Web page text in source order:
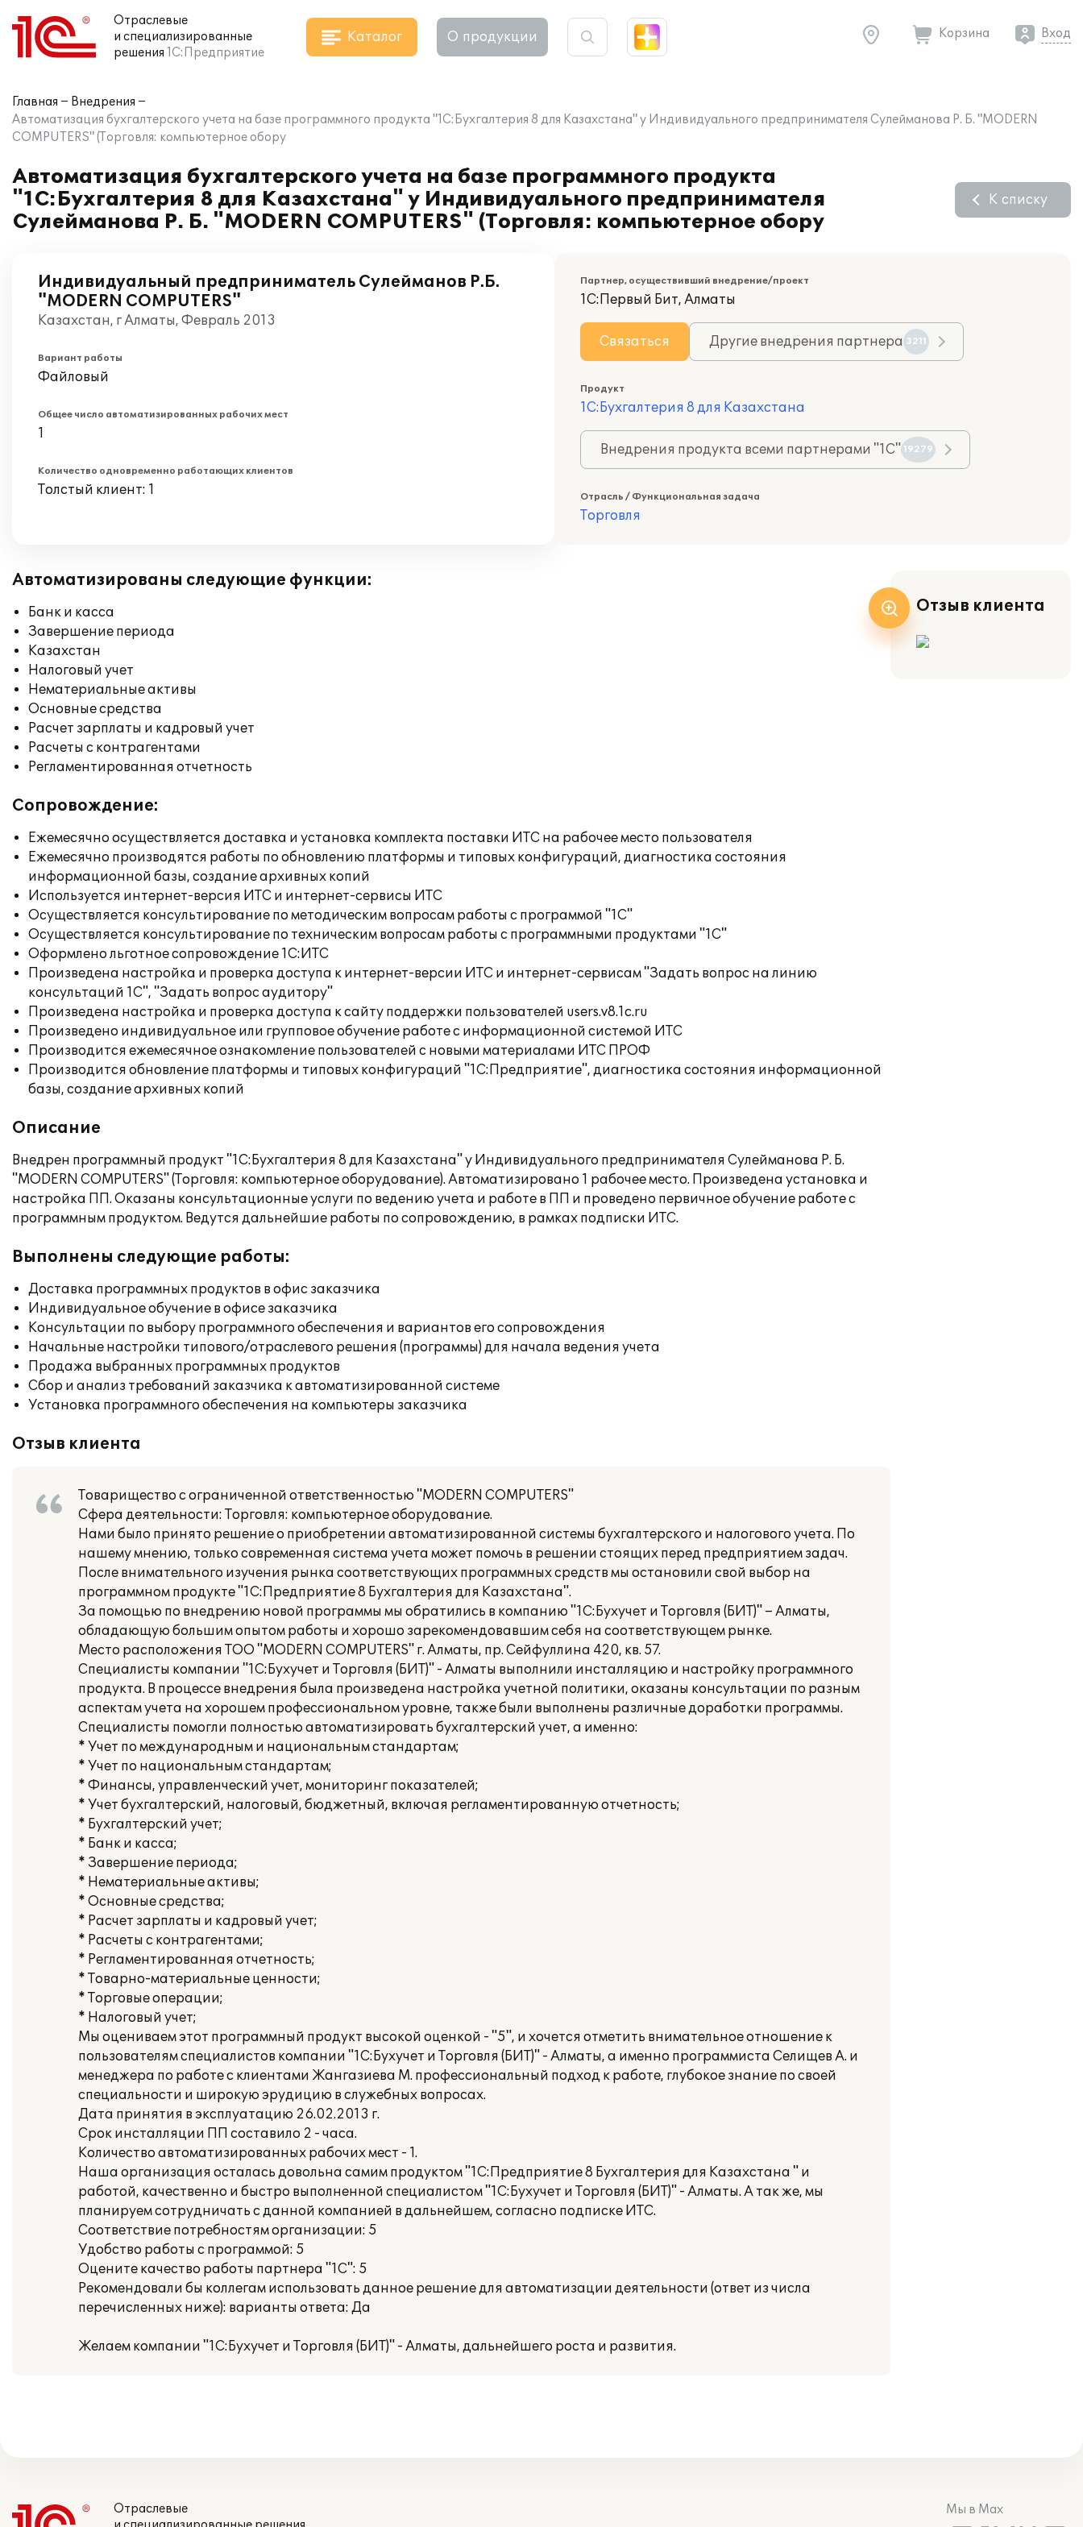
Отраслевые
и специализированные
решения 1С:Предприятие
Каталог О продукции Корзина Вход
Главная
Внедрения
Автоматизация бухгалтерского учета на базе программного продукта "1С:Бухгалтерия 8 для Казахстана" у Индивидуального предпринимателя Сулейманова Р. Б. "MODERN
COMPUTERS" (Торговля: компьютерное обору
Автоматизация бухгалтерского учета на базе программного продукта
"1С:Бухгалтерия 8 для Казахстана" у Индивидуального предпринимателя
Сулейманова Р. Б. "MODERN COMPUTERS" (Торговля: компьютерное обору
К списку
Индивидуальный предприниматель Сулейманов Р.Б.
"MODERN COMPUTERS"
Казахстан, г Алматы, Февраль 2013
Вариант работы
Файловый
Общее число автоматизированных рабочих мест
1
Количество одновременно работающих клиентов
Толстый клиент: 1
Партнер, осуществивший внедрение/проект
1С:Первый Бит, Алматы
Связаться Другие внедрения партнера 3211
Продукт
1С:Бухгалтерия 8 для Казахстана
Внедрения продукта всеми партнерами "1С" 19279
Отрасль / Функциональная задача
Торговля
Автоматизированы следующие функции:
Банк и касса
Завершение периода
Казахстан
Налоговый учет
Нематериальные активы
Основные средства
Расчет зарплаты и кадровый учет
Расчеты с контрагентами
Регламентированная отчетность
Сопровождение:
Ежемесячно осуществляется доставка и установка комплекта поставки ИТС на рабочее место пользователя
Ежемесячно производятся работы по обновлению платформы и типовых конфигураций, диагностика состояния
информационной базы, создание архивных копий
Используется интернет-версия ИТС и интернет-сервисы ИТС
Осуществляется консультирование по методическим вопросам работы с программой "1С"
Осуществляется консультирование по техническим вопросам работы с программными продуктами "1С"
Оформлено льготное сопровождение 1С:ИТС
Произведена настройка и проверка доступа к интернет-версии ИТС и интернет-сервисам "Задать вопрос на линию
консультаций 1С", "Задать вопрос аудитору"
Произведена настройка и проверка доступа к сайту поддержки пользователей users.v8.1c.ru
Произведено индивидуальное или групповое обучение работе с информационной системой ИТС
Производится ежемесячное ознакомление пользователей с новыми материалами ИТС ПРОФ
Производится обновление платформы и типовых конфигураций "1С:Предприятие", диагностика состояния информационной
базы, создание архивных копий
Описание
Внедрен программный продукт "1С:Бухгалтерия 8 для Казахстана" у Индивидуального предпринимателя Сулейманова Р. Б.
"MODERN COMPUTERS" (Торговля: компьютерное оборудование). Автоматизировано 1 рабочее место. Произведена установка и
настройка ПП. Оказаны консультационные услуги по ведению учета и работе в ПП и проведено первичное обучение работе с
программным продуктом. Ведутся дальнейшие работы по сопровождению, в рамках подписки ИТС.
Выполнены следующие работы:
Доставка программных продуктов в офис заказчика
Индивидуальное обучение в офисе заказчика
Консультации по выбору программного обеспечения и вариантов его сопровождения
Начальные настройки типового/отраслевого решения (программы) для начала ведения учета
Продажа выбранных программных продуктов
Сбор и анализ требований заказчика к автоматизированной системе
Установка программного обеспечения на компьютеры заказчика
Отзыв клиента
Товарищество с ограниченной ответственностью "MODERN COMPUTERS"
Сфера деятельности: Торговля: компьютерное оборудование.
Нами было принято решение о приобретении автоматизированной системы бухгалтерского и налогового учета. По
нашему мнению, только современная система учета может помочь в решении стоящих перед предприятием задач.
После внимательного изучения рынка соответствующих программных средств мы остановили свой выбор на
программном продукте "1С:Предприятие 8 Бухгалтерия для Казахстана".
За помощью по внедрению новой программы мы обратились в компанию "1С:Бухучет и Торговля (БИТ)" – Алматы,
обладающую большим опытом работы и хорошо зарекомендовавшим себя на соответствующем рынке.
Место расположения ТОО "MODERN COMPUTERS" г. Алматы, пр. Сейфуллина 420, кв. 57.
Специалисты компании "1С:Бухучет и Торговля (БИТ)" - Алматы выполнили инсталляцию и настройку программного
продукта. В процессе внедрения была произведена настройка учетной политики, оказаны консультации по разным
аспектам учета на хорошем профессиональном уровне, также были выполнены различные доработки программы.
Специалисты помогли полностью автоматизировать бухгалтерский учет, а именно:
* Учет по международным и национальным стандартам;
* Учет по национальным стандартам;
* Финансы, управленческий учет, мониторинг показателей;
* Учет бухгалтерский, налоговый, бюджетный, включая регламентированную отчетность;
* Бухгалтерский учет;
* Банк и касса;
* Завершение периода;
* Нематериальные активы;
* Основные средства;
* Расчет зарплаты и кадровый учет;
* Расчеты с контрагентами;
* Регламентированная отчетность;
* Товарно-материальные ценности;
* Торговые операции;
* Налоговый учет;
Мы оцениваем этот программный продукт высокой оценкой - "5", и хочется отметить внимательное отношение к
пользователям специалистов компании "1С:Бухучет и Торговля (БИТ)" - Алматы, а именно программиста Селищев А. и
менеджера по работе с клиентами Жангазиева М. профессиональный подход к работе, глубокое знание по своей
специальности и широкую эрудицию в служебных вопросах.
Дата принятия в эксплуатацию 26.02.2013 г.
Срок инсталляции ПП составило 2 - часа.
Количество автоматизированных рабочих мест - 1.
Наша организация осталась довольна самим продуктом "1С:Предприятие 8 Бухгалтерия для Казахстана " и
работой, качественно и быстро выполненной специалистом "1С:Бухучет и Торговля (БИТ)" - Алматы. А так же, мы
планируем сотрудничать с данной компанией в дальнейшем, согласно подписке ИТС.
Соответствие потребностям организации: 5
Удобство работы с программой: 5
Оцените качество работы партнера "1С": 5
Рекомендовали бы коллегам использовать данное решение для автоматизации деятельности (ответ из числа
перечисленных ниже): варианты ответа: Да
Желаем компании "1С:Бухучет и Торговля (БИТ)" - Алматы, дальнейшего роста и развития.
Отзыв клиента
Отраслевые
Мы в Max